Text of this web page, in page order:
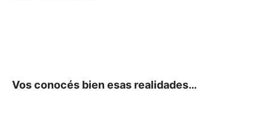
Vos conocés bien esas realidades…